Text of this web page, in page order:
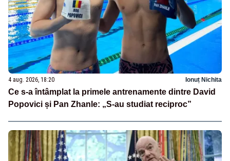
4 aug. 2026, 18:20 Ionuț Nichita
Ce s-a întâmplat la primele antrenamente dintre David
Popovici și Pan Zhanle: „S-au studiat reciproc”